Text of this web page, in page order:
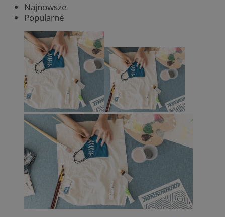
Najnowsze
Popularne